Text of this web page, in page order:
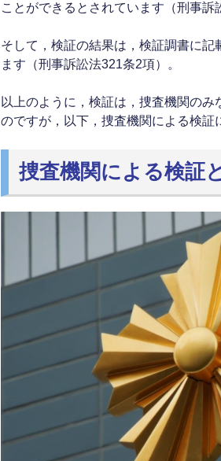
ことができるとされています（刑事訴
そして，検証の結果は，検証調書に記
ます（刑事訴訟法321条2項）。
以上のように，検証は，捜査機関の
のですが，以下，捜査機関による検証
捜査機関による検証